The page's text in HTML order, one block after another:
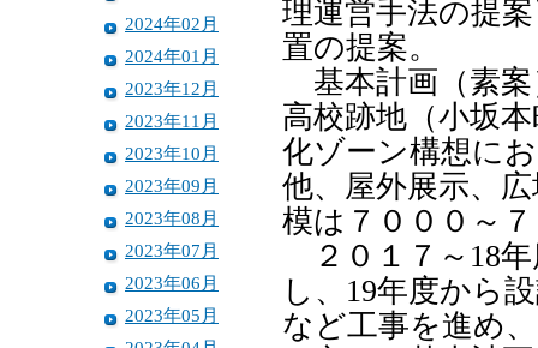
2024年02月
2024年01月
2023年12月
2023年11月
2023年10月
2023年09月
2023年08月
2023年07月
2023年06月
2023年05月
理運営手法の提
置の提案。
基本計画（素案
高校跡地（小坂
化ゾーン構想に
他、屋外展示、
模は７０００～
２０１７～18
し、19年度から
など工事を進め